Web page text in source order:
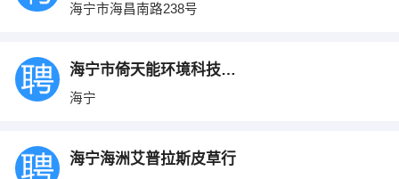
海宁市海昌南路238号
海宁市倚天能环境科技有限公司
海宁
海宁海洲艾普拉斯皮草行